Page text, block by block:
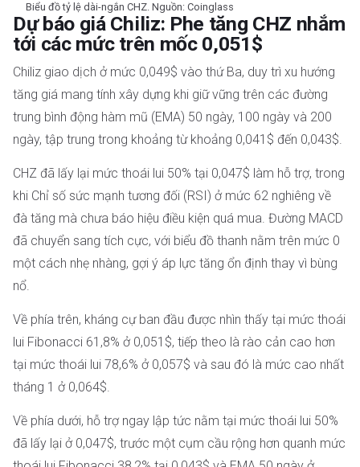
Biểu đồ tỷ lệ dài-ngắn CHZ. Nguồn: Coinglass
Dự báo giá Chiliz: Phe tăng CHZ nhắm
tới các mức trên mốc 0,051$
Chiliz giao dịch ở mức 0,049$ vào thứ Ba, duy trì xu hướng
tăng giá mang tính xây dựng khi giữ vững trên các đường
trung bình động hàm mũ (EMA) 50 ngày, 100 ngày và 200
ngày, tập trung trong khoảng từ khoảng 0,041$ đến 0,043$.
CHZ đã lấy lại mức thoái lui 50% tại 0,047$ làm hỗ trợ, trong
khi Chỉ số sức mạnh tương đối (RSI) ở mức 62 nghiêng về
đà tăng mà chưa báo hiệu điều kiện quá mua. Đường MACD
đã chuyển sang tích cực, với biểu đồ thanh nằm trên mức 0
một cách nhẹ nhàng, gợi ý áp lực tăng ổn định thay vì bùng
nổ.
Về phía trên, kháng cự ban đầu được nhìn thấy tại mức thoái
lui Fibonacci 61,8% ở 0,051$, tiếp theo là rào cản cao hơn
tại mức thoái lui 78,6% ở 0,057$ và sau đó là mức cao nhất
tháng 1 ở 0,064$.
Về phía dưới, hỗ trợ ngay lập tức nằm tại mức thoái lui 50%
đã lấy lại ở 0,047$, trước một cụm cầu rộng hơn quanh mức